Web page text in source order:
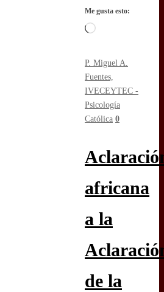
Me gusta esto:
Cargando...
P. Miguel A.
Fuentes,
IVECEYTEC -
Psicología
Católica 0
africana
a la
de la